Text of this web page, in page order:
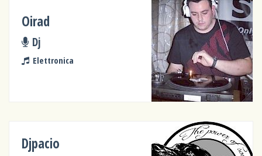
Oirad
Dj
Elettronica
Djpacio